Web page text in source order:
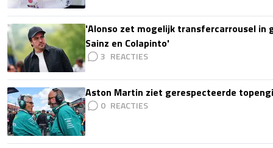
'Alonso zet mogelijk transfercarrousel in
Sainz en Colapinto'
3
Aston Martin ziet gerespecteerde
0